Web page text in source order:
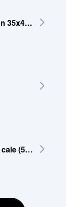
Zdjęcie do wizy Schengen 35x45 mm
Zdjęcie do wizy USA 2x2 cale (51x51 mm)